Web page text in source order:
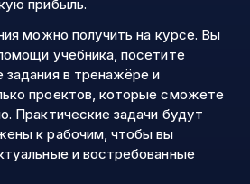
прибыль.
можно получить на курсе. Вы
учебника, посетите
в тренажёре и
проектов, которые сможете
Практические задачи будут
к рабочим, чтобы вы
и востребованные